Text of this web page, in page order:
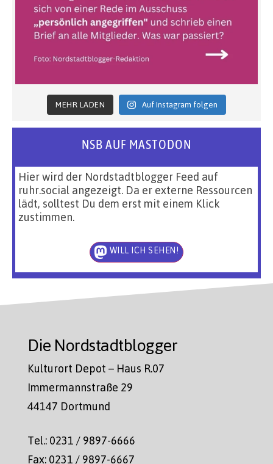
MEHR LADEN Auf Instagram folgen
NSB AUF MASTODON
Hier wird der Nordstadtblogger Feed auf
ruhr.social angezeigt. Da er externe Ressourcen
lädt, solltest Du dem erst mit einem Klick
zustimmen.
WILL ICH SEHEN!
Die Nordstadtblogger
Kulturort Depot – Haus R.07
Immermannstraße 29
44147 Dortmund
Tel.: 0231 / 9897-6666
Fax: 0231 / 9897-6667